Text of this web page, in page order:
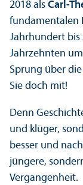
2018 als Carl-
fundamentalen
Jahrhundert
Jahrzehnten
Sprung über
Sie doch mit!
Denn
und klüger,
besser und
jüngere,
Vergangenheit.